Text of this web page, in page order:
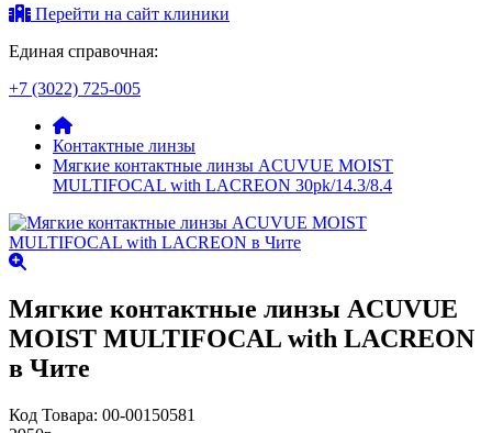
Перейти на сайт клиники
Единая справочная:
+7 (3022) 725-005
Контактные линзы
Мягкие контактные линзы ACUVUE MOIST
MULTIFOCAL with LACREON 30pk/14.3/8.4
Мягкие контактные линзы ACUVUE
MOIST MULTIFOCAL with LACREON
в Чите
Код Товара: 00-00150581